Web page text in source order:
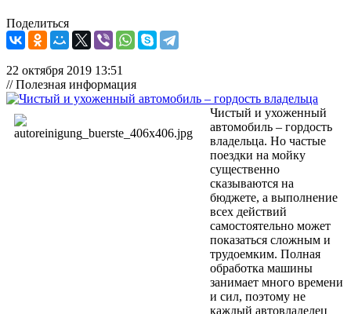
Поделиться
22 октября 2019 13:51
// Полезная информация
Чистый и ухоженный
автомобиль – гордость
владельца. Но частые
поездки на мойку
существенно
сказываются на
бюджете, а выполнение
всех действий
самостоятельно может
показаться сложным и
трудоемким. Полная
обработка машины
занимает много времени
и сил, поэтому не
каждый автовладелец